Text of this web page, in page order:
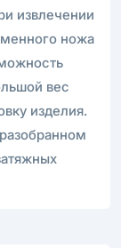
извлечении
ножа
вес
изделия.